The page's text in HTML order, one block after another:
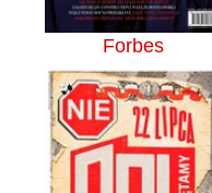
Forbes